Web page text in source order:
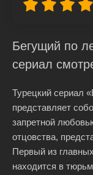
Бегущий по
сериал
Турецкий сериал
представляет
запретной
отцовства,
Первый из
находится в